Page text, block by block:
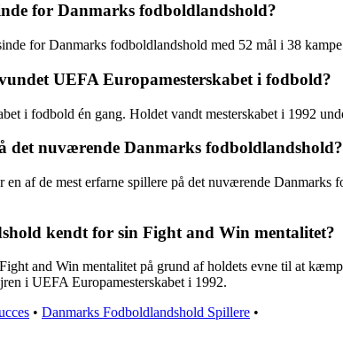
for Danmarks fodboldlandshold?
for Danmarks fodboldlandshold med 52 mål i 38
UEFA Europamesterskabet i fodbold?
i fodbold én gang. Holdet vandt mesterskabet i 1992
det nuværende Danmarks fodboldlandshold?
af de mest erfarne spillere på det nuværende
kendt for sin Fight and Win mentalitet?
and Win mentalitet på grund af holdets evne til at
i UEFA Europamesterskabet i 1992.
• Danmarks Fodboldlandshold Spillere •